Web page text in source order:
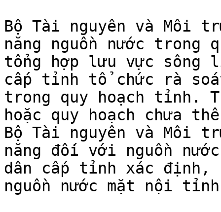
Bộ Tài nguyên và Môi
năng nguồn nước
tổng hợp lưu vực sông
cấp tỉnh tổ chức rà
trong quy hoạch tỉnh.
hoặc quy hoạch chưa
Bộ Tài nguyên và Môi
năng đối với nguồn
dân cấp tỉnh xác định,
nguồn nước mặt nội